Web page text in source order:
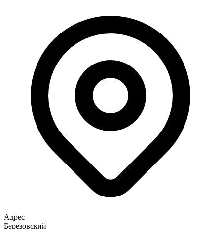
Адрес
Березовский